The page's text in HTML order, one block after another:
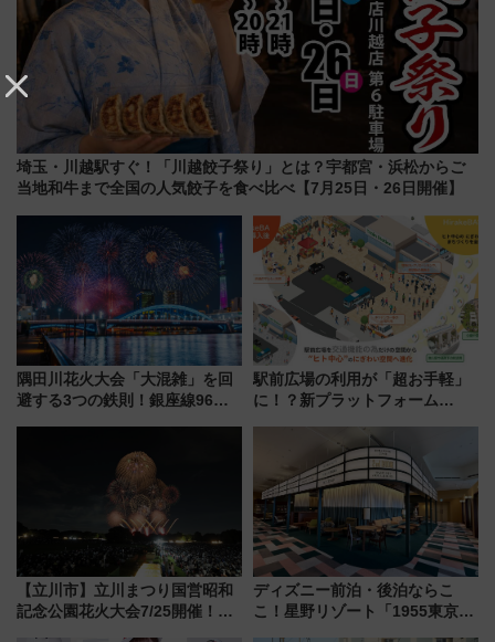
埼玉・川越駅すぐ！「川越餃子祭り」とは？宇都宮・浜松からご
当地和牛まで全国の人気餃子を食べ比べ【7月25日・26日開催】
隅田川花火大会「大混雑」を回
避する3つの鉄則！銀座線96本
駅前広場の利用が「超お手軽」
に！？新プラットフォーム
マホで簡単申請 物販や演奏会な
どに【JR東日本】
【立川市】立川まつり国営昭和
記念公園花火大会7/25開催！
ディズニー前泊・後泊ならこ
こ！星野リゾート「1955東京ベ